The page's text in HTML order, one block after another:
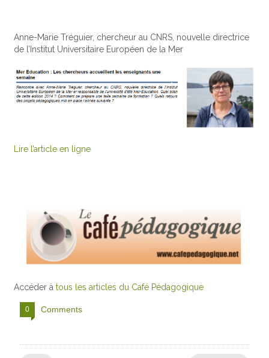
Anne-Marie Tréguier, chercheur au CNRS, nouvelle directrice
de l’Institut Universitaire Européen de la Mer
Lire l’article en ligne
Accéder àtous les articles du Café Pédagogique
0 Comments